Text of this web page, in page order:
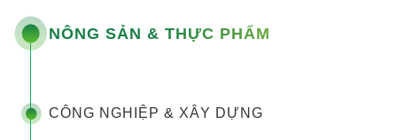
NÔNG SẢN & THỰC PHẨM
CÔNG NGHIỆP & XÂY DỰNG